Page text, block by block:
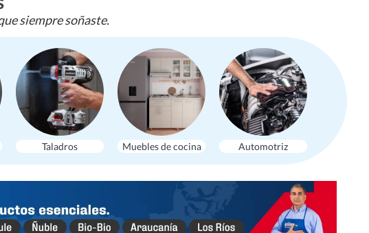
siempre soñaste.
Taladros Muebles de cocina Automotriz